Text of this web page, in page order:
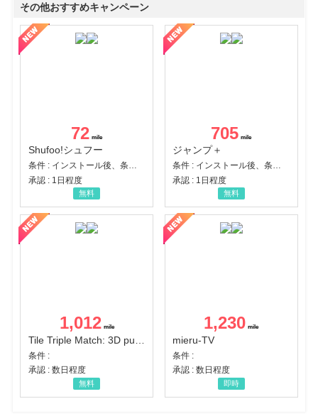
その他おすすめキャンペーン
72
Shufoo!シュフー
条件 : インストール後、条件達成
承認 : 1日程度
無料
705
ジャンプ＋
条件 : インストール後、条件達成
承認 : 1日程度
無料
1,012
条件 :
承認 : 数日程度
無料
1,230
mieru-TV
条件 :
承認 : 数日程度
即時